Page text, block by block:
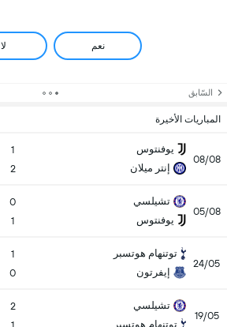
نعم لا
السّابق
المباريات الأخيرة
08/08
يوفنتوس
إنتر ميلان
1
2
05/08
تشيلسي
يوفنتوس
0
1
24/05
توتنهام هوتسبر
إيفرتون
1
0
19/05
تشيلسي
توتنهام هوتسبر
2
1